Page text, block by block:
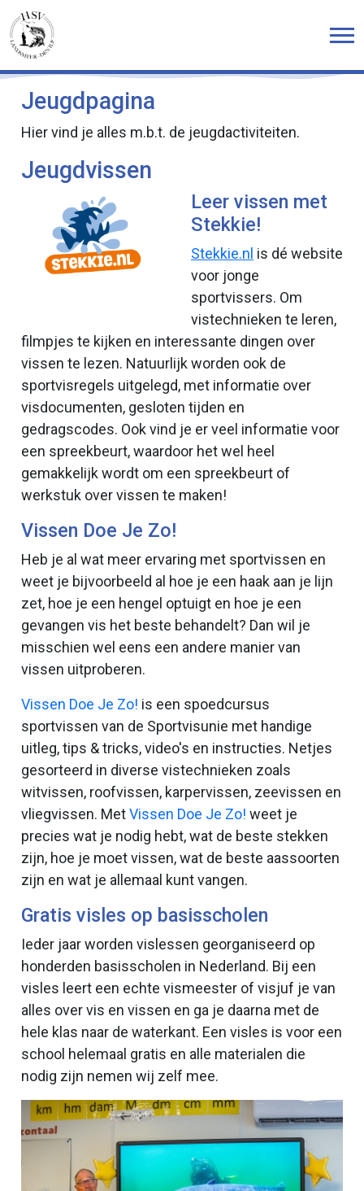
Jeugdpagina
Hier vind je alles m.b.t. de jeugdactiviteiten.
Jeugdvissen
Leer vissen met
Stekkie!
Stekkie.nl is dé website
voor jonge
sportvissers. Om
vistechnieken te leren,
filmpjes te kijken en interessante dingen over
vissen te lezen. Natuurlijk worden ook de
sportvisregels uitgelegd, met informatie over
visdocumenten, gesloten tijden en
gedragscodes. Ook vind je er veel informatie voor
een spreekbeurt, waardoor het wel heel
gemakkelijk wordt om een spreekbeurt of
werkstuk over vissen te maken!
Vissen Doe Je Zo!
Heb je al wat meer ervaring met sportvissen en
weet je bijvoorbeeld al hoe je een haak aan je lijn
zet, hoe je een hengel optuigt en hoe je een
gevangen vis het beste behandelt? Dan wil je
misschien wel eens een andere manier van
vissen uitproberen.
Vissen Doe Je Zo! is een spoedcursus
sportvissen van de Sportvisunie met handige
uitleg, tips & tricks, video's en instructies. Netjes
gesorteerd in diverse vistechnieken zoals
witvissen, roofvissen, karpervissen, zeevissen en
vliegvissen. MetVissen Doe Je Zo! weet je
precies wat je nodig hebt, wat de beste stekken
zijn, hoe je moet vissen, wat de beste aassoorten
zijn en wat je allemaal kunt vangen.
Gratis visles op basisscholen
Ieder jaar worden vislessen georganiseerd op
honderden basisscholen in Nederland. Bij een
visles leert een echte vismeester of visjuf je van
alles over vis en vissen en ga je daarna met de
hele klas naar de waterkant. Een visles is voor een
school helemaal gratis en alle materialen die
nodig zijn nemen wij zelf mee.